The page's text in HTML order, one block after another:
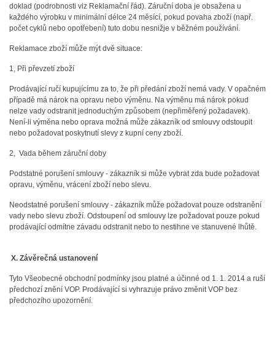
doklad (podrobnosti viz Reklamační řád). Záruční doba je obsažena u
každého výrobku v minimální délce 24 měsící, pokud povaha zboží (např.
počet cyklů nebo opotřebení) tuto dobu nesnižje v běžném používání.
Reklamace zboží může mýt dvě situace:
1, Při převzetí zboží
Prodávající ručí kupujícímu za to, že při předání zboží nemá vady. V opačném
případě má nárok na opravu nebo výměnu. Na výměnu má nárok pokud
nelze vady odstranit jednoduchým způsobem (nepřiměřený požadavek).
Není-li výměna nebo oprava možná může zákazník od smlouvy odstoupit
nebo požadovat poskytnutí slevy z kupní ceny zboží.
2, Vada během záruční doby
Podstatné porušení smlouvy - zákazník si může vybrat zda bude požadovat
opravu, výměnu, vrácení zboží nebo slevu.
Neodstatné porušení smlouvy - zákazník může požadovat pouze odstranění
vady nebo slevu zboží. Odstoupení od smlouvy lze požadovat pouze pokud
prodávající odmítne závadu odstranit nebo to nestihne ve stanuvené lhůtě.
X. Závěrečná ustanovení
Tyto Všeobecné obchodní podmínky jsou platné a účinné od 1. 1. 2014 a ruší
předchozí znění VOP. Prodávající si vyhrazuje právo změnit VOP bez
předchozího upozornění.